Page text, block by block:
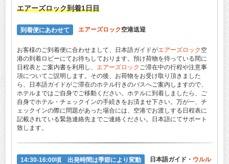
エアーズロック到着1日目
到着便にあわせて エアーズロック空港送迎
お客様のご到着便に合わせまして、日本語ガイドがエアーズロック 空
港の到着ロビーにてお待ちしております。預け荷物を待っている間に
日程表とご案内書を利用し、 エアーズロック ご滞在中の行程や注意事
項についてご説明します。その後、お荷物をお受け取り頂きました
ら、日本語ガイドがご滞在のホテル行きのバスへご案内しますので、
ホテルまではご自身でご移動ください。ホテルに到着しましたら、ご
自身でホテル・チェックインの手続きをお済ませ下さい。万が一、チ
ェックインの際に問題があった場合には、空港でお渡しする日程表に
記載されている緊急連絡先までご連絡ください。日本語にてサポート
致します。
14:30-16:00頃 出発時間は季節により変動 日本語ガイド・ ウルル